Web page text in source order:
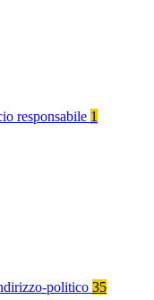
responsabile 1
politico 35